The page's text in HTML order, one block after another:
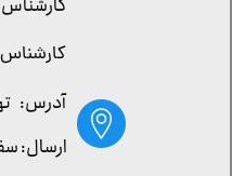
کارشناس
آدرس:
ارسال: